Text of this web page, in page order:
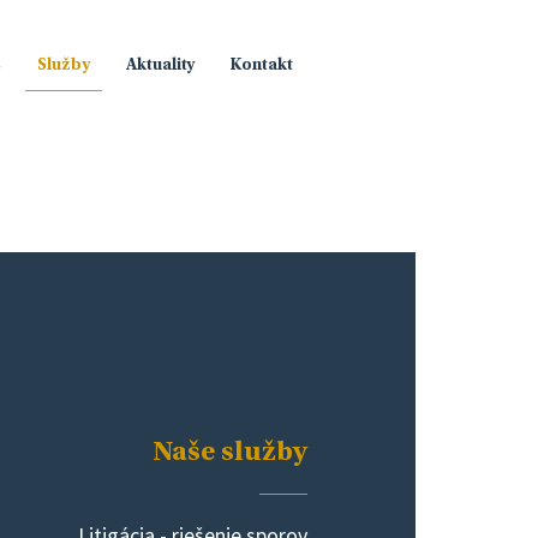
Služby Aktuality Kontakt
Naše služby